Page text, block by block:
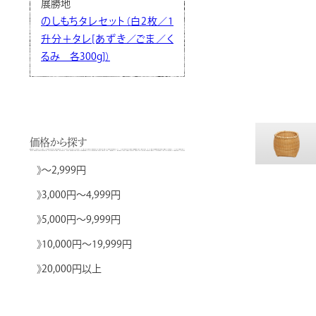
展勝地
のしもちタレセット（白2枚／1
升分＋タレ[あずき／ごま／く
るみ 各300g]）
価格から探す
》～2,999円
》3,000円～4,999円
》5,000円～9,999円
》10,000円～19,999円
》20,000円以上